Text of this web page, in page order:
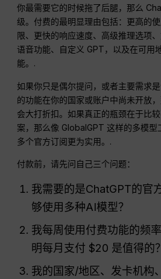
你最需要它的时候拖了后腿，那么
级。付费的最明显理由包括：更高的
限、更快的响应速度、高级推理选项
语音功能、自定义 GPT，以及在可用
能。.
如果你只是偶尔提问，或者主要需求
的功能在你的国家或账户中尚未开放
会大打折扣。如果真正的瓶颈在于比
案，那么像 GlobalGPT 这样的多模型
多个官方订阅更为实用。.
付款前，请先问自己三个问题：
我需要的是ChatGPT的官
够使用多种AI模型？
我每周使用付费功能的频
明每月支付 $20 是值得的？
我的国家/地区、发卡机构